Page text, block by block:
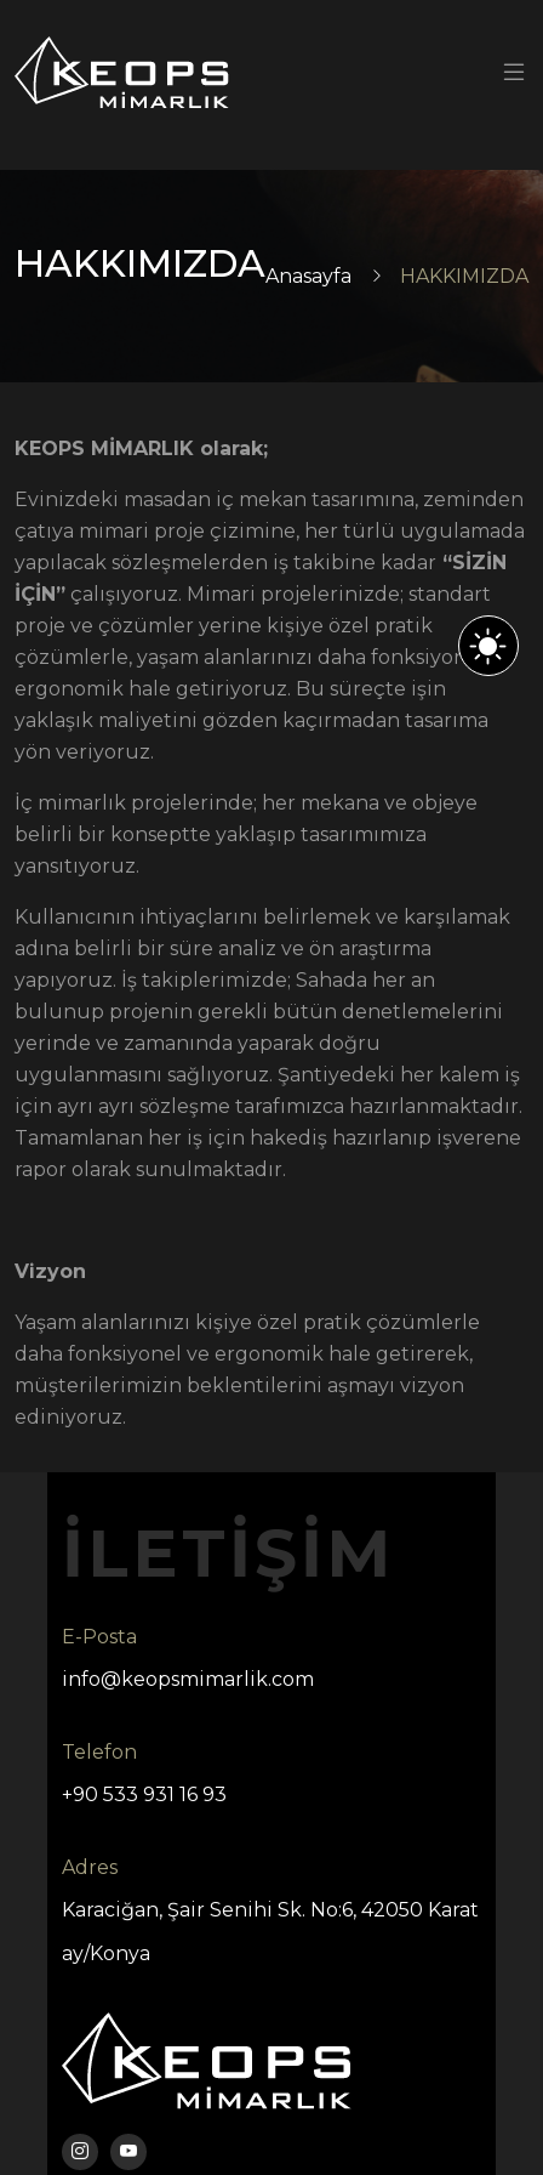
HAKKIMIZDAAnasayfa HAKKIMIZDA
KEOPS MİMARLIK olarak;
Evinizdeki masadan iç mekan tasarımına, zeminden
çatıya mimari proje çizimine, her türlü uygulamada
yapılacak sözleşmelerden iş takibine kadar “SİZİN
İÇİN” çalışıyoruz. Mimari projelerinizde; standart
proje ve çözümler yerine kişiye özel pratik
çözümlerle, yaşam alanlarınızı daha fonksiyonel ve
ergonomik hale getiriyoruz. Bu süreçte işin
yaklaşık maliyetini gözden kaçırmadan tasarıma
yön veriyoruz.
İç mimarlık projelerinde; her mekana ve objeye
belirli bir konseptte yaklaşıp tasarımımıza
yansıtıyoruz.
Kullanıcının ihtiyaçlarını belirlemek ve karşılamak
adına belirli bir süre analiz ve ön araştırma
yapıyoruz. İş takiplerimizde; Sahada her an
bulunup projenin gerekli bütün denetlemelerini
yerinde ve zamanında yaparak doğru
uygulanmasını sağlıyoruz. Şantiyedeki her kalem iş
için ayrı ayrı sözleşme tarafımızca hazırlanmaktadır.
Tamamlanan her iş için hakediş hazırlanıp işverene
rapor olarak sunulmaktadır.
Vizyon
Yaşam alanlarınızı kişiye özel pratik çözümlerle
daha fonksiyonel ve ergonomik hale getirerek,
müşterilerimizin beklentilerini aşmayı vizyon
ediniyoruz.
İLETIŞIM
E-Posta
info@keopsmimarlik.com
Telefon
+90 533 931 16 93
Adres
Karaciğan, Şair Senihi Sk. No:6, 42050 Karat
ay/Konya